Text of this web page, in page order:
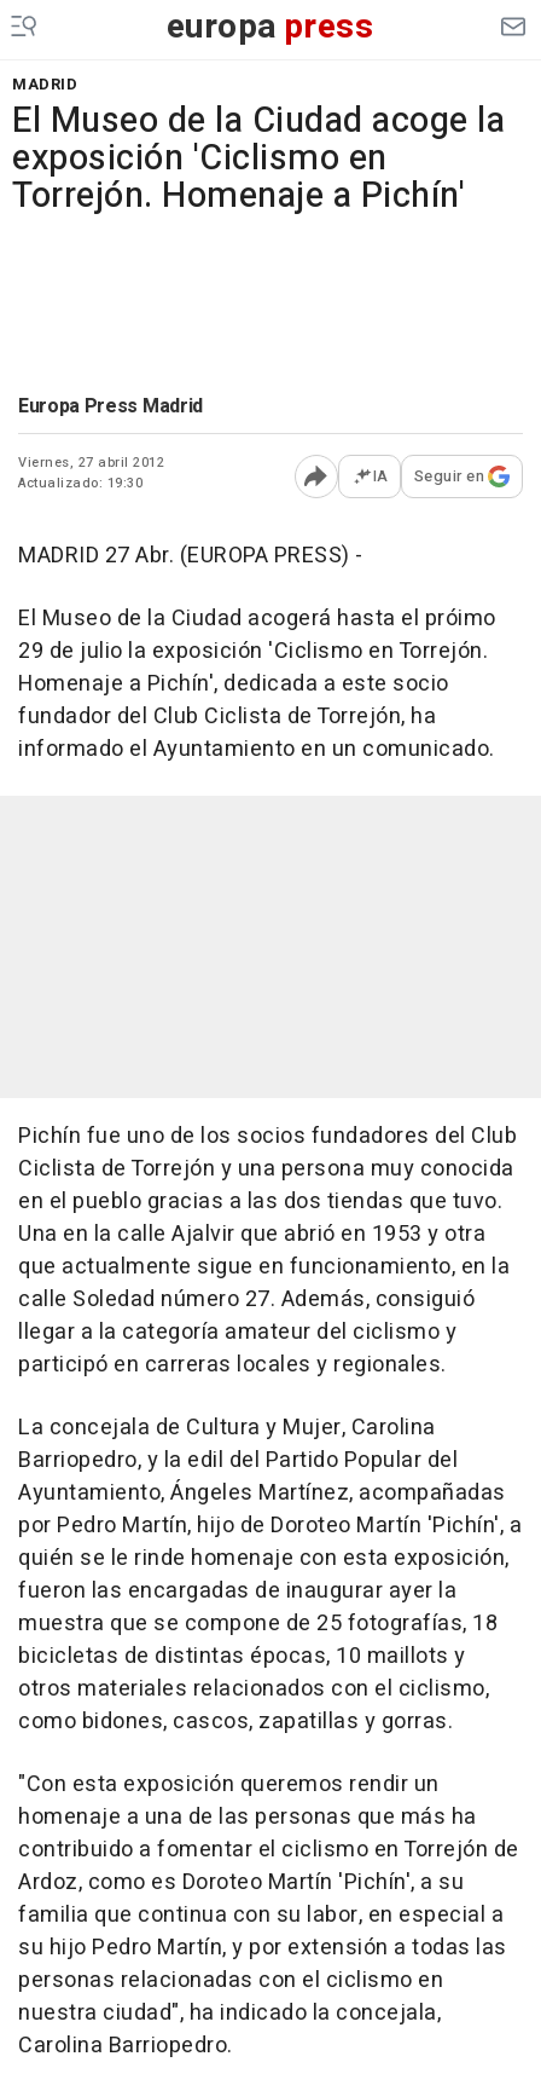
europa press
MADRID
El Museo de la Ciudad acoge la
exposición 'Ciclismo en
Torrejón. Homenaje a Pichín'
Europa Press Madrid
Viernes, 27 abril 2012
Actualizado: 19:30
Abrir opciones para
IA Seguir en
MADRID 27 Abr. (EUROPA PRESS) -
El Museo de la Ciudad acogerá hasta el próimo
29 de julio la exposición 'Ciclismo en Torrejón.
Homenaje a Pichín', dedicada a este socio
fundador del Club Ciclista de Torrejón, ha
informado el Ayuntamiento en un comunicado.
Pichín fue uno de los socios fundadores del Club
Ciclista de Torrejón y una persona muy conocida
en el pueblo gracias a las dos tiendas que tuvo.
Una en la calle Ajalvir que abrió en 1953 y otra
que actualmente sigue en funcionamiento, en la
calle Soledad número 27. Además, consiguió
llegar a la categoría amateur del ciclismo y
participó en carreras locales y regionales.
La concejala de Cultura y Mujer, Carolina
Barriopedro, y la edil del Partido Popular del
Ayuntamiento, Ángeles Martínez, acompañadas
por Pedro Martín, hijo de Doroteo Martín 'Pichín', a
quién se le rinde homenaje con esta exposición,
fueron las encargadas de inaugurar ayer la
muestra que se compone de 25 fotografías, 18
bicicletas de distintas épocas, 10 maillots y
otros materiales relacionados con el ciclismo,
como bidones, cascos, zapatillas y gorras.
"Con esta exposición queremos rendir un
homenaje a una de las personas que más ha
contribuido a fomentar el ciclismo en Torrejón de
Ardoz, como es Doroteo Martín 'Pichín', a su
familia que continua con su labor, en especial a
su hijo Pedro Martín, y por extensión a todas las
personas relacionadas con el ciclismo en
nuestra ciudad", ha indicado la concejala,
Carolina Barriopedro.